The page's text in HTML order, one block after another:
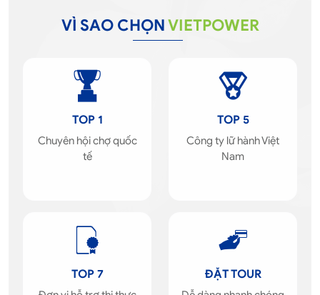
VÌ SAO CHỌNVIETPOWER
TOP 1
Chuyên hội chợ quốc
tế
TOP 5
Công ty lữ hành Việt
Nam
TOP 7 ĐẶT TOUR